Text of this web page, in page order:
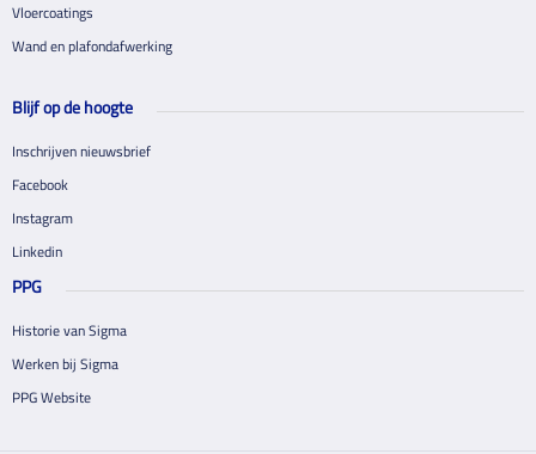
Vloercoatings
Wand en plafondafwerking
Blijf op de hoogte
Inschrijven nieuwsbrief
Facebook
Instagram
Linkedin
PPG
Historie van Sigma
Werken bij Sigma
PPG Website